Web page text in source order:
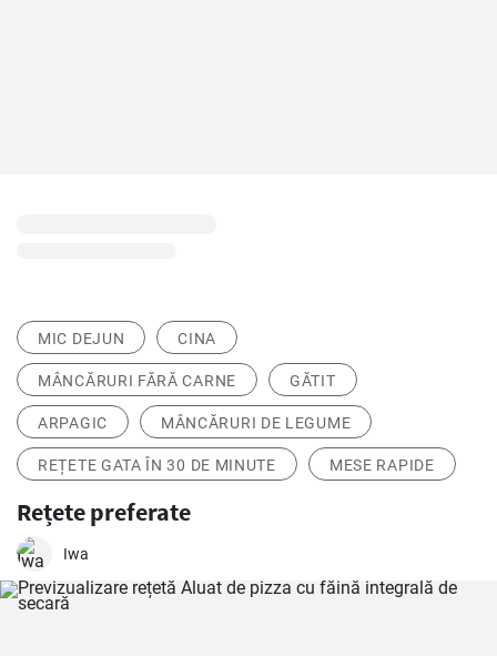
MIC DEJUN CINA
MÂNCĂRURI FĂRĂ CARNE GĂTIT
ARPAGIC MÂNCĂRURI DE LEGUME
REȚETE GATA ÎN 30 DE MINUTE MESE RAPIDE
Rețete preferate
Iwa